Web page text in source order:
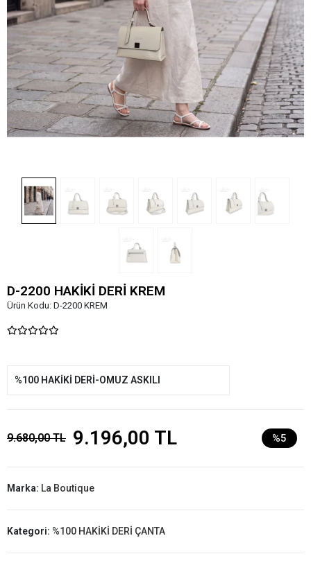
D-2200 HAKİKİ DERİ KREM
Ürün Kodu: D-2200 KREM
%100 HAKİKİ DERİ-OMUZ ASKILI
9.680,00 TL 9.196,00 TL %5
Marka: La Boutique
Kategori: %100 HAKİKİ DERİ ÇANTA